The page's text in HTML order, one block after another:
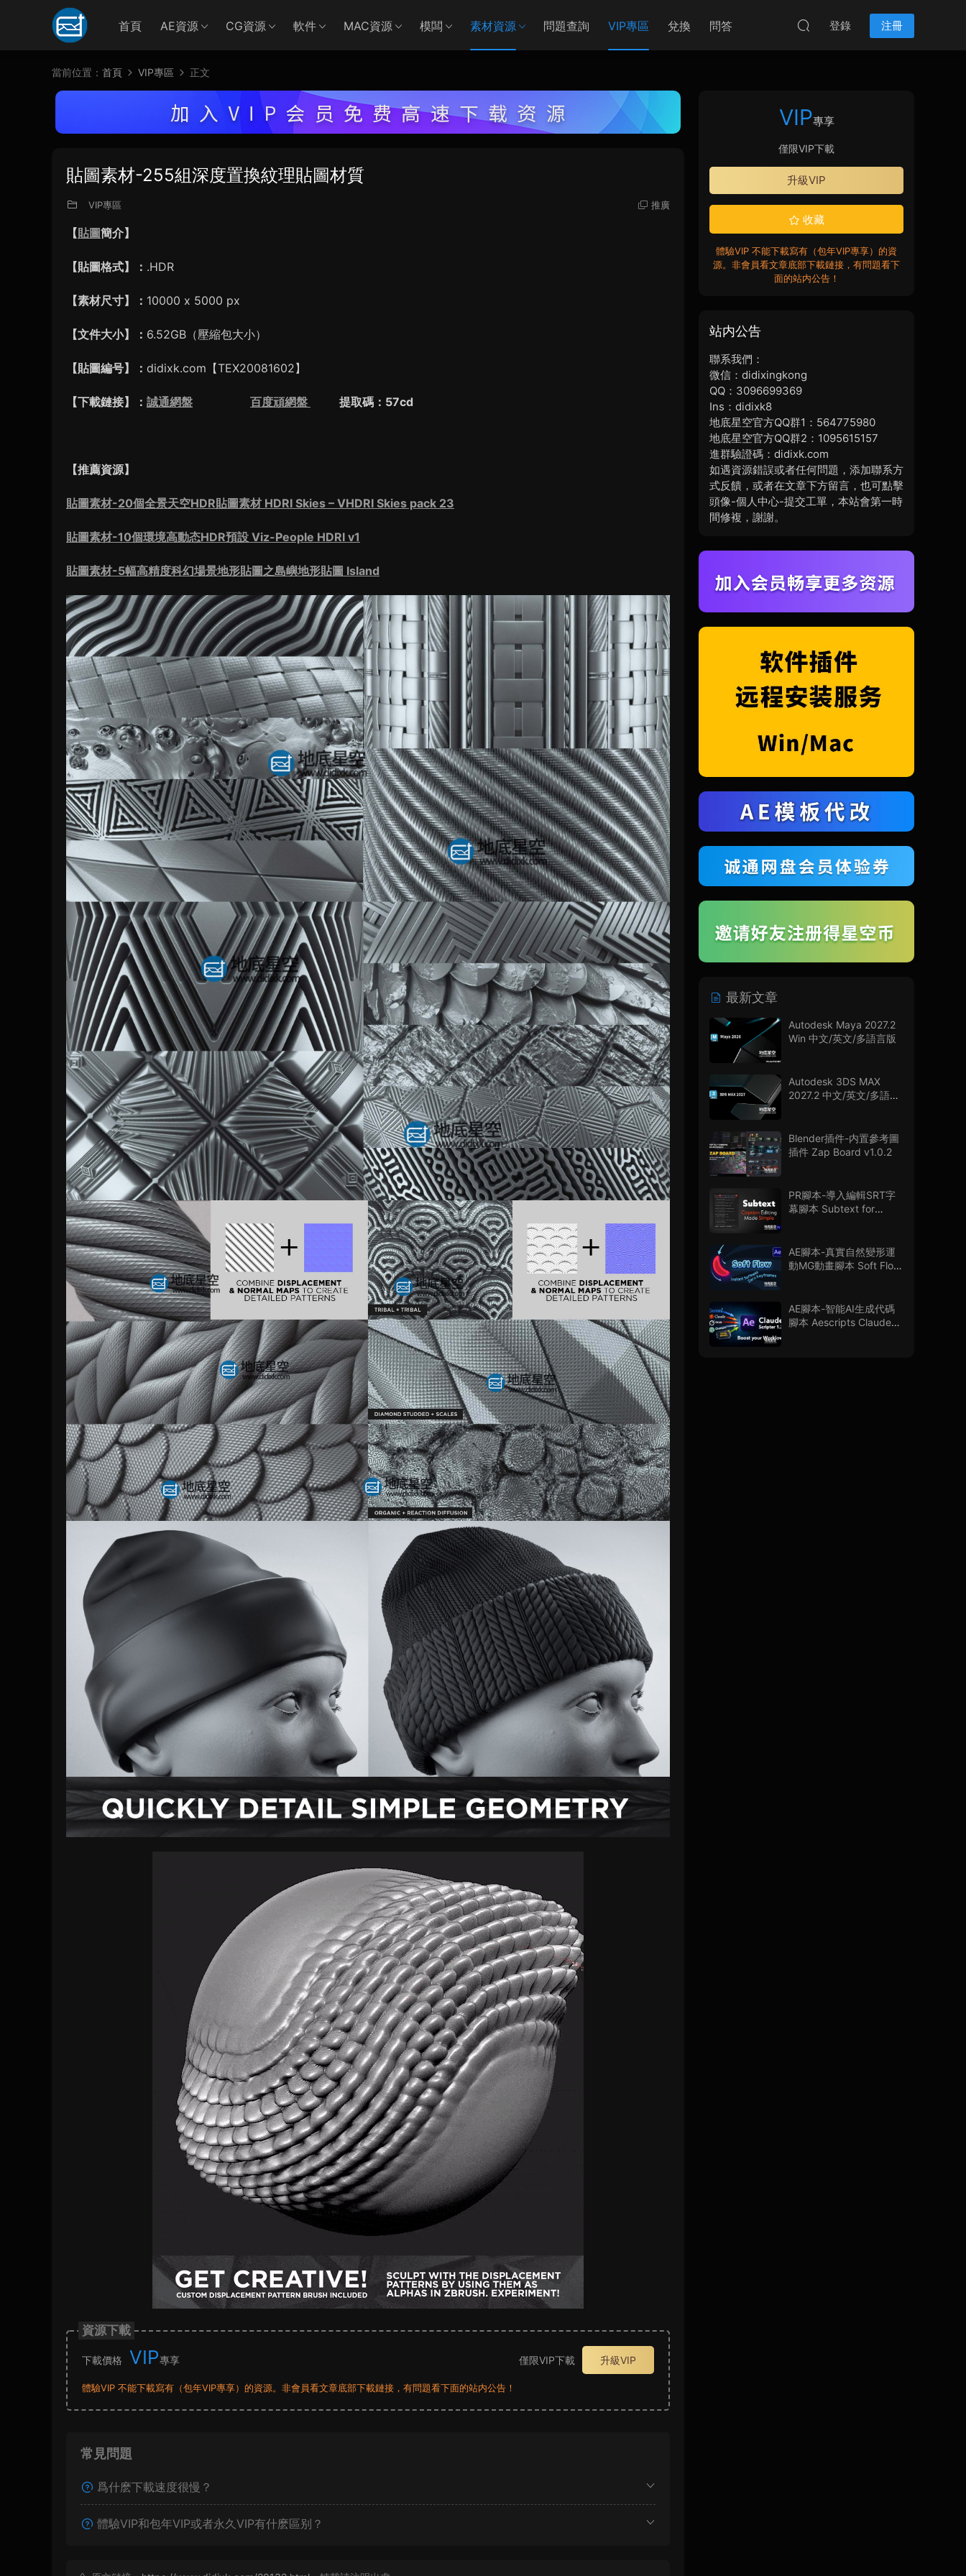
首頁 AE資源 CG資源 軟件 MAC資源 模闆 素材資源 問題查詢 VIP專區 兌換 問答 登錄 注冊
當前位置： 首頁 VIP專區 正文
貼圖素材-255組深度置換紋理貼圖材質
VIP專區 推廣
【貼圖簡介】
【貼圖格式】： .HDR
【素材尺寸】： 10000 x 5000 px
【文件大小】： 6.52GB（壓縮包大小）
【貼圖編号】： didixk.com【TEX20081602】
【下載鏈接】： 誠通網盤 百度頑網盤 提取碼：57cd
【推薦資源】
貼圖素材-20個全景天空HDR貼圖素材 HDRI Skies – VHDRI Skies pack 23
貼圖素材-10個環境高動态HDR預設 Viz-People HDRI v1
貼圖素材-5幅高精度科幻場景地形貼圖之島嶼地形貼圖 Island
資源下載
下載價格 VIP專享 僅限VIP下載 升級VIP
體驗VIP 不能下載寫有（包年VIP專享）的資源。非會員看文章底部下載鏈接，有問題看下面的站内公告！
常見問題
爲什麽下載速度很慢？
體驗VIP和包年VIP或者永久VIP有什麽區别？
VIP專享
僅限VIP下載
升級VIP
收藏
體驗VIP 不能下載寫有（包年VIP專享）的資
源。非會員看文章底部下載鏈接，有問題看下
面的站内公告！
站内公告
聯系我們：
微信：didixingkong
QQ：3096699369
Ins：didixk8
地底星空官方QQ群1：564775980
地底星空官方QQ群2：1095615157
進群驗證碼：didixk.com
如遇資源錯誤或者任何問題，添加聯系方
式反饋，或者在文章下方留言，也可點擊
頭像-個人中心-提交工單，本站會第一時
間修複，謝謝。
最新文章
Autodesk Maya 2027.2
Win 中文/英文/多語言版
Autodesk 3DS MAX
2027.2 中文/英文/多語言
Blender插件-内置參考圖
插件 Zap Board v1.0.2
PR腳本-導入編輯SRT字
幕腳本 Subtext for
AE腳本-真實自然變形運
動MG動畫腳本 Soft Flow
AE腳本-智能AI生成代碼
腳本 Aescripts Claude